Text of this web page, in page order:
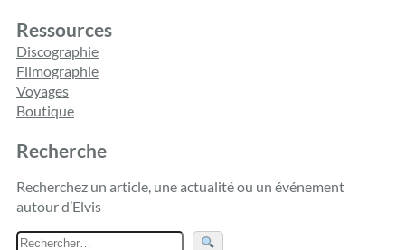
Ressources
Discographie
Filmographie
Voyages
Boutique
Recherche
Recherchez un article, une actualité ou un événement
autour d’Elvis
R